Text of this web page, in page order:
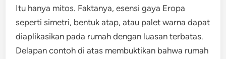
Itu hanya mitos. Faktanya, esensi gaya Eropa
seperti simetri, bentuk atap, atau palet warna dapat
diaplikasikan pada rumah dengan luasan terbatas.
Delapan contoh di atas membuktikan bahwa rumah